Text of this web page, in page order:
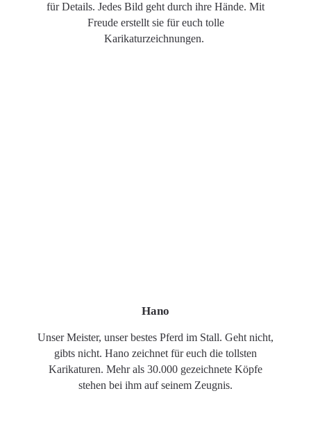
für Details. Jedes Bild geht durch ihre Hände. Mit
Freude erstellt sie für euch tolle
Karikaturzeichnungen.
Hano
Unser Meister, unser bestes Pferd im Stall. Geht nicht,
gibts nicht. Hano zeichnet für euch die tollsten
Karikaturen. Mehr als 30.000 gezeichnete Köpfe
stehen bei ihm auf seinem Zeugnis.